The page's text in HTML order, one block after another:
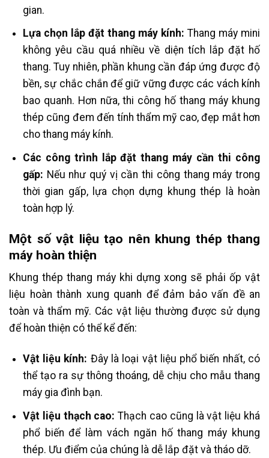
gian.
Lựa chọn lắp đặt thang máy kính: Thang máy mini
không yêu cầu quá nhiều về diện tích lắp đặt hố
thang. Tuy nhiên, phần khung cần đáp ứng được độ
bền, sự chắc chắn để giữ vững được các vách kính
bao quanh. Hơn nữa, thi công hố thang máy khung
thép cũng đem đến tính thẩm mỹ cao, đẹp mắt hơn
cho thang máy kính.
Các công trình lắp đặt thang máy cần thi công
gấp: Nếu như quý vị cần thi công thang máy trong
thời gian gấp, lựa chọn dựng khung thép là hoàn
toàn hợp lý.
Một số vật liệu tạo nên khung thép thang
máy hoàn thiện
Khung thép thang máy khi dựng xong sẽ phải ốp vật
liệu hoàn thành xung quanh để đảm bảo vấn đề an
toàn và thẩm mỹ. Các vật liệu thường được sử dụng
để hoàn thiện có thể kể đến:
Vật liệu kính: Đây là loại vật liệu phổ biến nhất, có
thể tạo ra sự thông thoáng, dễ chịu cho mẫu thang
máy gia đình bạn.
Vật liệu thạch cao:Thạch cao cũng là vật liệu khá
phổ biến để làm vách ngăn hố thang máy khung
thép. Ưu điểm của chúng là dễ lắp đặt và tháo dỡ.